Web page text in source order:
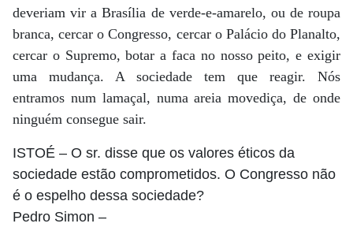
deveriam vir a Brasília de verde-e-amarelo, ou de roupa
branca, cercar o Congresso, cercar o Palácio do Planalto,
cercar o Supremo, botar a faca no nosso peito, e exigir
uma mudança. A sociedade tem que reagir. Nós
entramos num lamaçal, numa areia movediça, de onde
ninguém consegue sair.
ISTOÉ – O sr. disse que os valores éticos da
sociedade estão comprometidos. O Congresso não
é o espelho dessa sociedade?
Pedro Simon –